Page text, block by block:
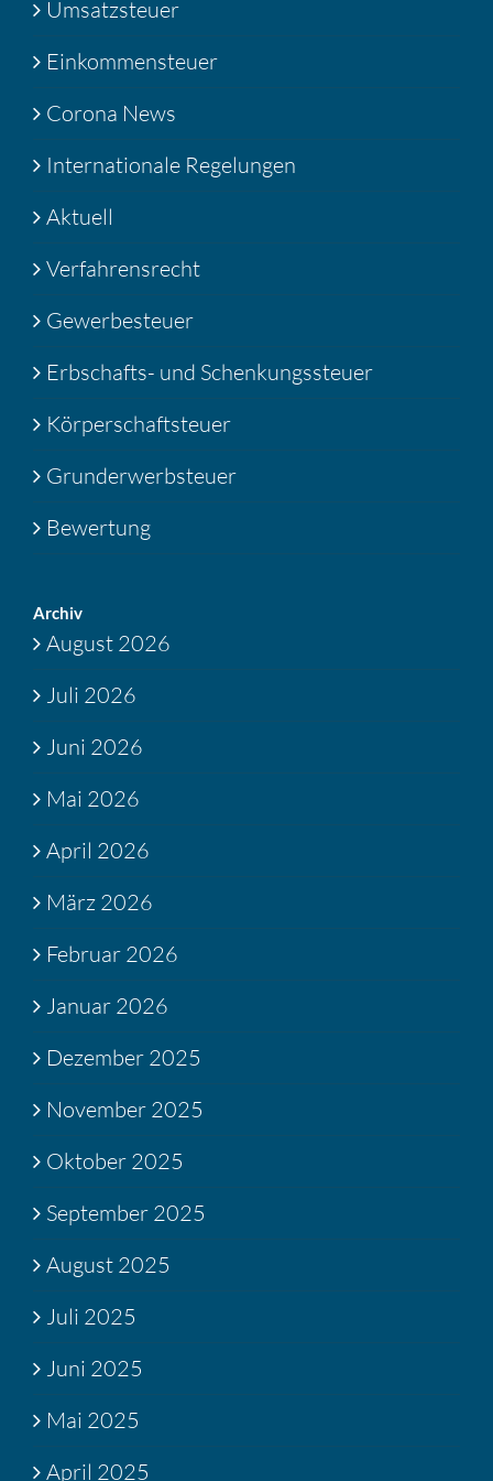
Umsatzsteuer
Einkommensteuer
Corona News
Internationale Regelungen
Aktuell
Verfahrensrecht
Gewerbesteuer
Erbschafts- und Schenkungssteuer
Körperschaftsteuer
Grunderwerbsteuer
Bewertung
Archiv
August 2026
Juli 2026
Juni 2026
Mai 2026
April 2026
März 2026
Februar 2026
Januar 2026
Dezember 2025
November 2025
Oktober 2025
September 2025
August 2025
Juli 2025
Juni 2025
Mai 2025
April 2025